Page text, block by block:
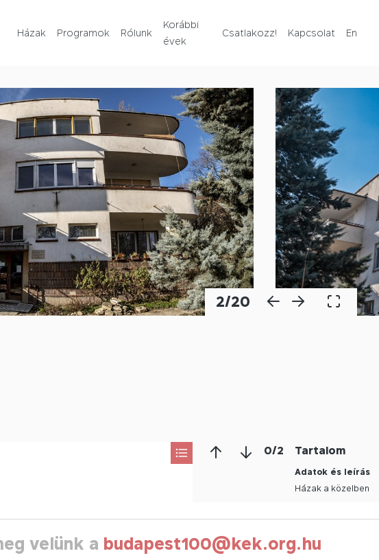
Házak Programok Rólunk
Korábbi
évek
Csatlakozz! Kapcsolat En
Csatlakozz!
Kapcsolat
2/20
0/2 Tartalom
Adatok és leírás
Házak a közelben
velünk a budapest100@kek.org.hu